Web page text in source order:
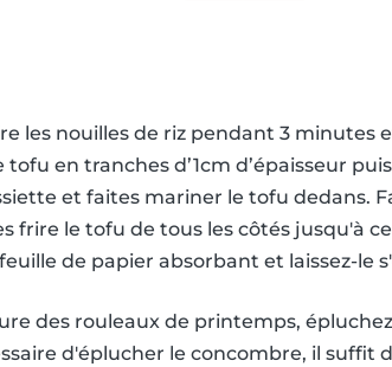
les nouilles de riz pendant 3 minutes
tofu en tranches d’1cm d’épaisseur
et faites mariner le tofu dedans.
frire le tofu de tous les côtés jusqu'à
de papier absorbant et laissez-le
des rouleaux de printemps,
d'éplucher le concombre, il suffit